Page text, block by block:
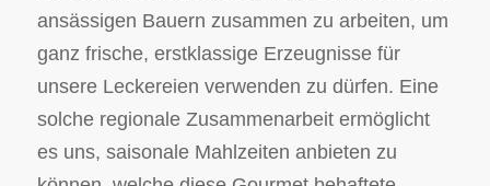
ansässigen Bauern zusammen zu arbeiten, um
ganz frische, erstklassige Erzeugnisse für
unsere Leckereien verwenden zu dürfen. Eine
solche regionale Zusammenarbeit ermöglicht
es uns, saisonale Mahlzeiten anbieten zu